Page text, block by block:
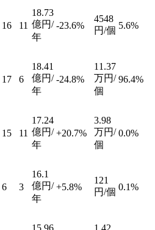
16 11
18.73
億円/
年
-23.6%
4548
円/個 5.6%
17 6
18.41
億円/
年
-24.8%
11.37
万円/
個
96.4%
15 11
17.24
億円/
年
+20.7%
3.98
万円/
個
0.0%
6 3
16.1
億円/
年
+5.8%
121
円/個 0.1%